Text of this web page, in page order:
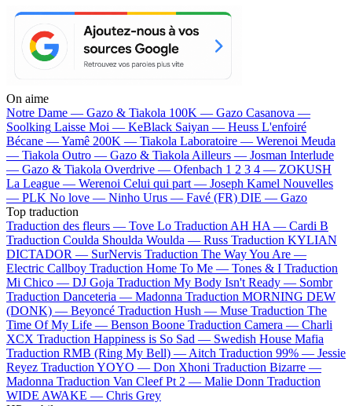
On aime
Notre Dame — Gazo & Tiakola 100K — Gazo Casanova —
Soolking Laisse Moi — KeBlack Saiyan — Heuss L'enfoiré
Bécane —Yamê 200K — Tiakola Laboratoire — Werenoi Meuda
— Tiakola Outro — Gazo & Tiakola Ailleurs — Josman Interlude
— Gazo & Tiakola Overdrive — Ofenbach 1 2 3 4 — ZOKUSH
La League — Werenoi Celui qui part — Joseph Kamel Nouvelles
— PLK No love — Ninho Urus — Favé (FR) DIE — Gazo
Top traduction
Traduction des fleurs — Tove Lo Traduction AH HA — Cardi B
Traduction Coulda Shoulda Woulda — Russ Traduction KYLIAN
DICTADOR — SurNervis Traduction The Way You Are —
Electric Callboy Traduction Home To Me — Tones & I Traduction
Mi Chico — DJ Goja Traduction My Body Isn't Ready — Sombr
Traduction Danceteria — Madonna Traduction MORNING DEW
(DONK) — Beyoncé Traduction Hush — Muse Traduction The
Time Of My Life — Benson Boone Traduction Camera — Charli
XCX Traduction Happiness is So Sad — Swedish House Mafia
Traduction RMB (Ring My Bell) — Aitch Traduction 99% — Jessie
Reyez Traduction YOYO — Don Xhoni Traduction Bizarre —
Madonna Traduction Van Cleef Pt 2 — Malie Donn Traduction
WIDE AWAKE — Chris Grey